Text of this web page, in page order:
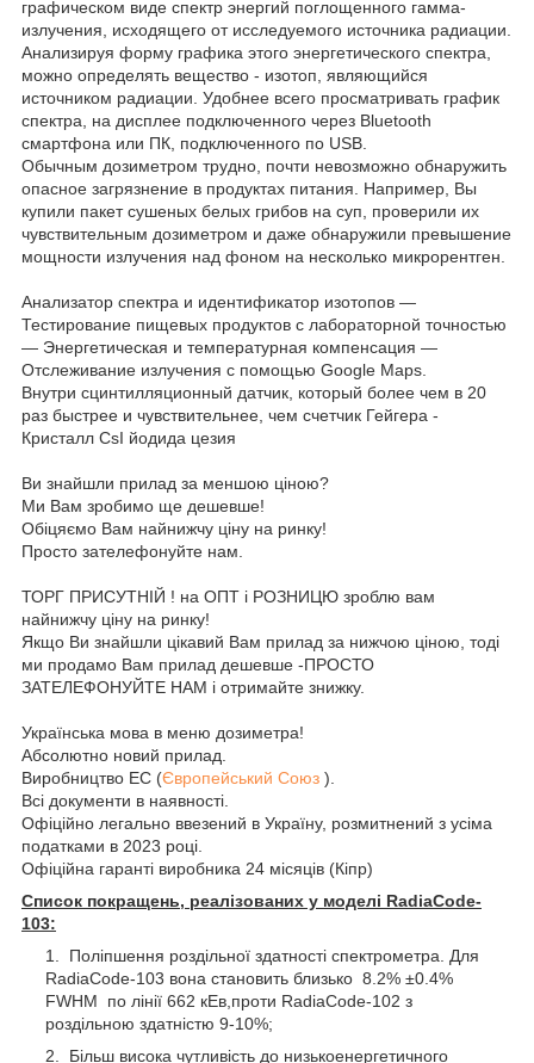
графическом виде спектр энергий поглощенного гамма-
излучения, исходящего от исследуемого источника радиации.
Анализируя форму графика этого энергетического спектра,
можно определять вещество - изотоп, являющийся
источником радиации. Удобнее всего просматривать график
спектра, на дисплее подключенного через Bluetooth
смартфона или ПК, подключенного по USB.
Обычным дозиметром трудно, почти невозможно обнаружить
опасное загрязнение в продуктах питания. Например, Вы
купили пакет сушеных белых грибов на суп, проверили их
чувствительным дозиметром и даже обнаружили превышение
мощности излучения над фоном на несколько микрорентген.
Анализатор спектра и идентификатор изотопов —
Тестирование пищевых продуктов с лабораторной точностью
— Энергетическая и температурная компенсация —
Отслеживание излучения с помощью Google Maps.
Внутри сцинтилляционный датчик, который более чем в 20
раз быстрее и чувствительнее, чем счетчик Гейгера -
Кристалл CsI йодида цезия
Ви знайшли прилад за меншою ціною?
Ми Вам зробимо ще дешевше!
Обіцяємо Вам найнижчу ціну на ринку!
Просто зателефонуйте нам.
ТОРГ ПРИСУТНІЙ ! на ОПТ і РОЗНИЦЮ зроблю вам
найнижчу ціну на ринку!
Якщо Ви знайшли цікавий Вам прилад за нижчою ціною, тоді
ми продамо Вам прилад дешевше -ПРОСТО
ЗАТЕЛЕФОНУЙТЕ НАМ і отримайте знижку.
Українська мова в меню дозиметра!
Абсолютно новий прилад.
Виробництво ЕС (Європейський Союз ).
Всі документи в наявності.
Офіційно легально ввезений в Україну, розмитнений з усіма
податками в 2023 році.
Офіційна гаранті виробника 24 місяців (Кіпр)
Список покращень, реалізованих у моделі RadiaCode-
103:
Поліпшення роздільної здатності спектрометра. Для
RadiaCode-103 вона становить близько 8.2% ±0.4%
FWHM по лінії 662 кЕв,проти RadiaCode-102 з
роздільною здатністю 9-10%;
Більш висока чутливість до низькоенергетичного